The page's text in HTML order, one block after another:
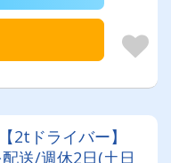
2tドライバー】
送/週休2日(土日